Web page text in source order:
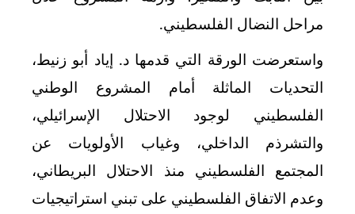
مراحل النضال الفلسطيني.
واستعرضت الورقة التي قدمها د. إياد أبو زنيط،
التحديات الماثلة أمام المشروع الوطني
الفلسطيني لوجود الاحتلال الإسرائيلي،
والتشرذم الداخلي، وغياب الأولويات عن
المجتمع الفلسطيني منذ الاحتلال البريطاني،
وعدم الاتفاق الفلسطيني على تبني استراتيجيات